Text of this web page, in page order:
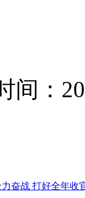
间：
奋战 打好全年收